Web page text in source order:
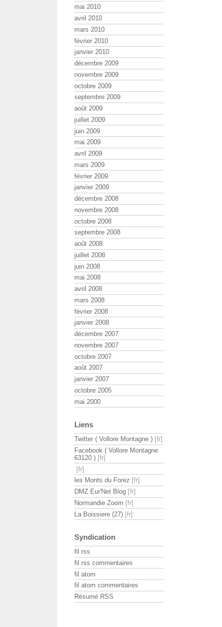
mai 2010
avril 2010
mars 2010
février 2010
janvier 2010
décembre 2009
novembre 2009
octobre 2009
septembre 2009
août 2009
juillet 2009
juin 2009
mai 2009
avril 2009
mars 2009
février 2009
janvier 2009
décembre 2008
novembre 2008
octobre 2008
septembre 2008
août 2008
juillet 2008
juin 2008
mai 2008
avril 2008
mars 2008
février 2008
janvier 2008
décembre 2007
novembre 2007
octobre 2007
août 2007
janvier 2007
octobre 2005
mai 2000
Liens
Twitter ( Vollore Montagne )
Facebook ( Vollore Montagne
63120 )
les Monts du Forez
DMZ Eur'Net Blog
Normandie Zoom
La Boissiere (27)
Syndication
fil rss
fil rss commentaires
fil atom
fil atom commentaires
Résumé RSS